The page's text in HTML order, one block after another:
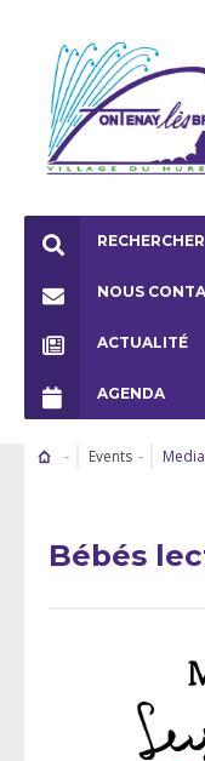
RECHERCHER
NOUS
ACTUALITÉ
AGENDA
Events
Bébés